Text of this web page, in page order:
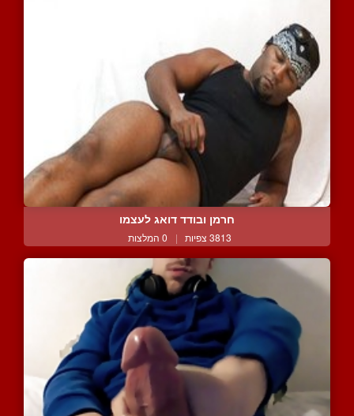
חרמן ובודד דואג לעצמו
3813 צפיות | 0 המלצות